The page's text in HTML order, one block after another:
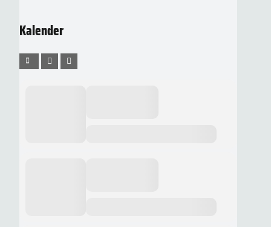
Kalender